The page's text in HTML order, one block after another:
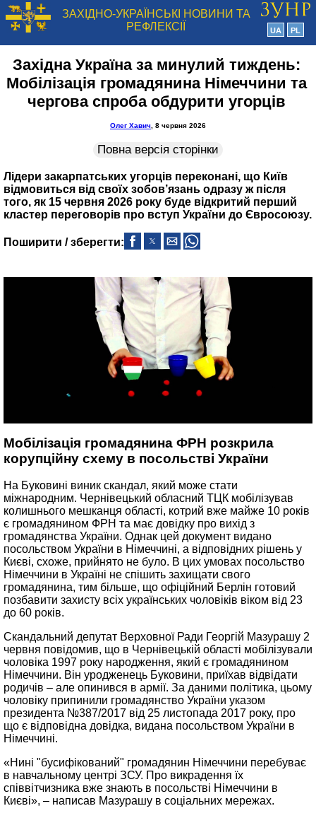
ЗАХІДНО-УКРАЇНСЬКІ НОВИНИ ТА
РЕФЛЕКСІЇ
UA PL
Західна Україна за минулий тиждень:
Мобілізація громадянина Німеччини та
чергова спроба обдурити угорців
Олег Хавич , 8 червня 2026
Повна версія сторінки
Лідери закарпатських угорців переконані, що Київ
відмовиться від своїх зобов’язань одразу ж після
того, як 15 червня 2026 року буде відкритий перший
кластер переговорів про вступ України до Євросоюзу.
Поширити / зберегти:
Мобілізація громадянина ФРН розкрила
корупційну схему в посольстві України
На Буковині виник скандал, який може стати
міжнародним. Чернівецький обласний ТЦК мобілізував
колишнього мешканця області, котрий вже майже 10 років
є громадянином ФРН та має довідку про вихід з
громадянства України. Однак цей документ видано
посольством України в Німеччині, а відповідних рішень у
Києві, схоже, прийнято не було. В цих умовах посольство
Німеччини в Україні не спішить захищати свого
громадянина, тим більше, що офіційний Берлін готовий
позбавити захисту всіх українських чоловіків віком від 23
до 60 років.
Скандальний депутат Верховної Ради Георгій Мазурашу 2
червня повідомив, що в Чернівецькій області мобілізували
чоловіка 1997 року народження, який є громадянином
Німеччини. Він уродженець Буковини, приїхав відвідати
родичів – але опинився в армії. За даними політика, цьому
чоловіку припинили громадянство України указом
президента №387/2017 від 25 листопада 2017 року, про
що є відповідна довідка, видана посольством України в
Німеччині.
«Нині "бусифікований" громадянин Німеччини перебуває
в навчальному центрі ЗСУ. Про викрадення їх
співвітчизника вже знають в посольстві Німеччини в
Києві», – написав Мазурашу в соціальних мережах.